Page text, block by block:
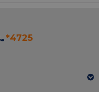
*4725